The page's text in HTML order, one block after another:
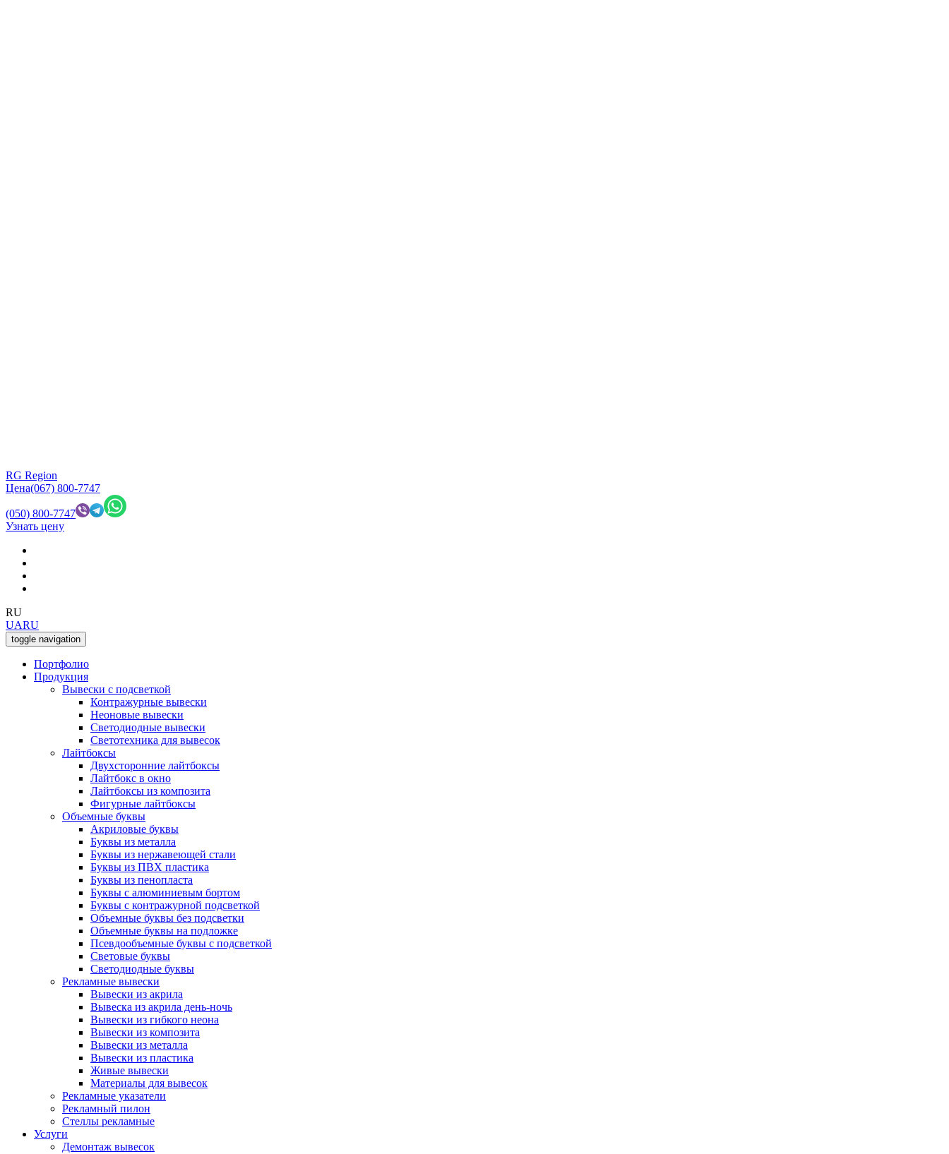
RG Region
Цена(067) 800-7747
(050) 800-7747
Узнать цену
RU
UARU
toggle navigation
Портфолио
Продукция
Вывески с подсветкой
Контражурные вывески
Неоновые вывески
Светодиодные вывески
Светотехника для вывесок
Лайтбоксы
Двухсторонние лайтбоксы
Лайтбокс в окно
Лайтбоксы из композита
Фигурные лайтбоксы
Объемные буквы
Акриловые буквы
Буквы из металла
Буквы из нержавеющей стали
Буквы из ПВХ пластика
Буквы из пенопласта
Буквы с алюминиевым бортом
Буквы с контражурной подсветкой
Объемные буквы без подсветки
Объемные буквы на подложке
Псевдообъемные буквы с подсветкой
Световые буквы
Светодиодные буквы
Рекламные вывески
Вывески из акрила
Вывеска из акрила день-ночь
Вывески из гибкого неона
Вывески из композита
Вывески из металла
Вывески из пластика
Живые вывески
Материалы для вывесок
Рекламные указатели
Рекламный пилон
Стеллы рекламные
Услуги
Демонтаж вывесок